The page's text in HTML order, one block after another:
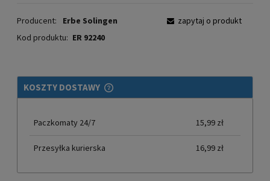
Producent:
Erbe Solingen
Kod produktu: ER 92240
zapytaj o produkt
KOSZTY DOSTAWY
CENA NIE ZAWIERA EWENTUALNYCH KOSZTÓW PŁATNOŚCI
Paczkomaty 24/7 15,99 zł
Przesyłka kurierska 16,99 zł